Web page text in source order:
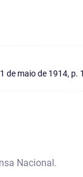
de maio de 1914, p.
Nacional.